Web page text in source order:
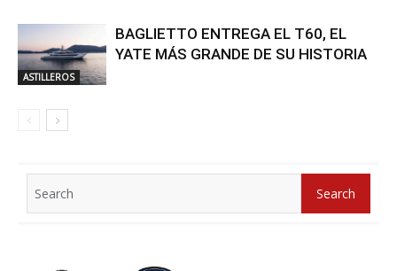
ASTILLEROS
BAGLIETTO ENTREGA EL T60, EL
YATE MÁS GRANDE DE SU HISTORIA
for:
Search